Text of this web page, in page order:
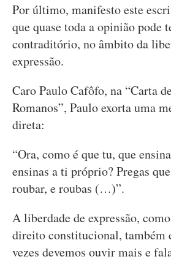
Por último, manifesto este
que quase toda a opinião pode
contraditório, no âmbito da
expressão.
Caro Paulo Cafôfo, na “Carta
Romanos”, Paulo exorta uma
direta:
“Ora, como é que tu, que
ensinas a ti próprio? Pregas
roubar, e roubas (…)”.
A liberdade de expressão,
direito constitucional, também
vezes devemos ouvir mais e